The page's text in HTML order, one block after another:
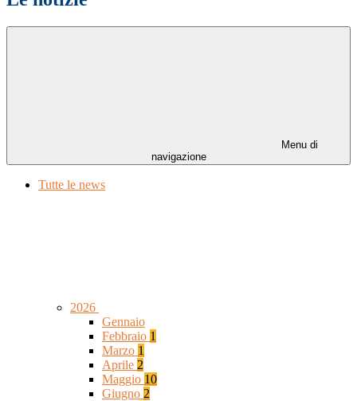
Menu di
navigazione
Tutte le news
2026
Gennaio
Febbraio 1
Marzo 1
Aprile 2
Maggio 10
Giugno 2